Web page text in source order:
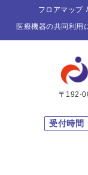
フロアマップ
医療機器の共同利用
〒192-
受付時間